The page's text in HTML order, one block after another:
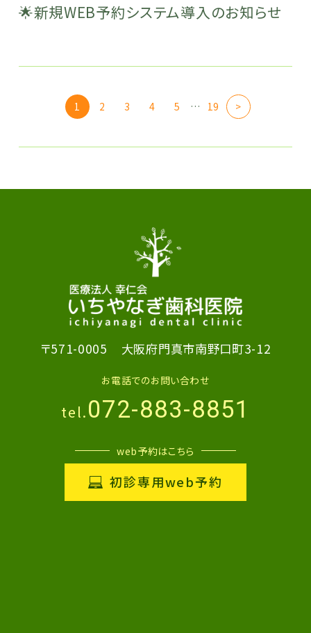
🌟新規WEB予約システム導入のお知らせ
1 2 3 4 5 >
… 19
〒571-0005 大阪府門真市南野口町3-12
お電話でのお問い合わせ
tel.072-883-8851
web予約はこちら
初診専用web予約